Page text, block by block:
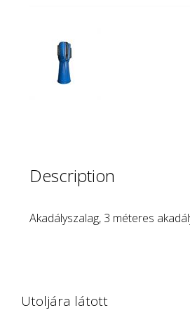
Description
Akadályszalag, 3 méteres
Utoljára látott